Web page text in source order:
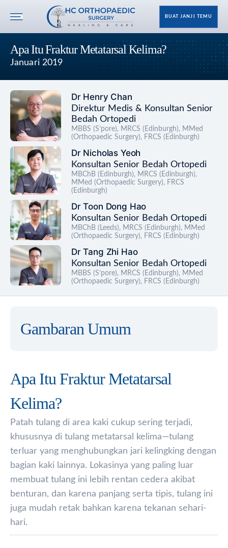
BUAT JANJI TEMU
Apa Itu Fraktur Metatarsal Kelima?
Januari 2019
Dr Henry Chan
Direktur Medis & Konsultan Senior
Bedah Ortopedi
MBBS (S’pore), MRCS (Edinburgh), MMed
(Orthopaedic Surgery), FRCS (Edinburgh)
Dr Nicholas Yeoh
Konsultan Senior Bedah Ortopedi
MBChB (Edinburgh), MRCS (Edinburgh),
MMed (Orthopaedic Surgery), FRCS
(Edinburgh)
Dr Toon Dong Hao
Konsultan Senior Bedah Ortopedi
MBChB (Leeds), MRCS (Edinburgh), MMed
(Orthopaedic Surgery), FRCS (Edinburgh)
Dr Tang Zhi Hao
Konsultan Senior Bedah Ortopedi
MBBS (S’pore), MRCS (Edinburgh), MMed
(Orthopaedic Surgery), FRCS (Edinburgh)
Gambaran Umum
Apa Itu Fraktur Metatarsal
Kelima?
Patah tulang di area kaki cukup sering terjadi,
khususnya di tulang metatarsal kelima—tulang
terluar yang menghubungkan jari kelingking dengan
bagian kaki lainnya. Lokasinya yang paling luar
membuat tulang ini lebih rentan cedera akibat
benturan, dan karena panjang serta tipis, tulang ini
juga mudah retak bahkan karena tekanan sehari-
hari.